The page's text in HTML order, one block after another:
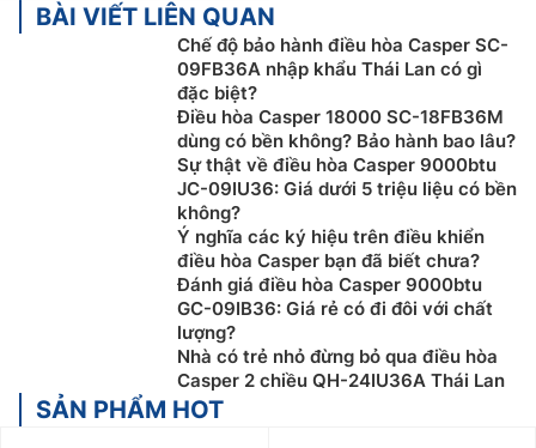
BÀI VIẾT LIÊN QUAN
Chế độ bảo hành điều hòa Casper SC-
09FB36A nhập khẩu Thái Lan có gì
đặc biệt?
Điều hòa Casper 18000 SC-18FB36M
dùng có bền không? Bảo hành bao lâu?
Sự thật về điều hòa Casper 9000btu
JC-09IU36: Giá dưới 5 triệu liệu có bền
không?
Ý nghĩa các ký hiệu trên điều khiển
điều hòa Casper bạn đã biết chưa?
Đánh giá điều hòa Casper 9000btu
GC-09IB36: Giá rẻ có đi đôi với chất
lượng?
Nhà có trẻ nhỏ đừng bỏ qua điều hòa
Casper 2 chiều QH-24IU36A Thái Lan
SẢN PHẨM HOT